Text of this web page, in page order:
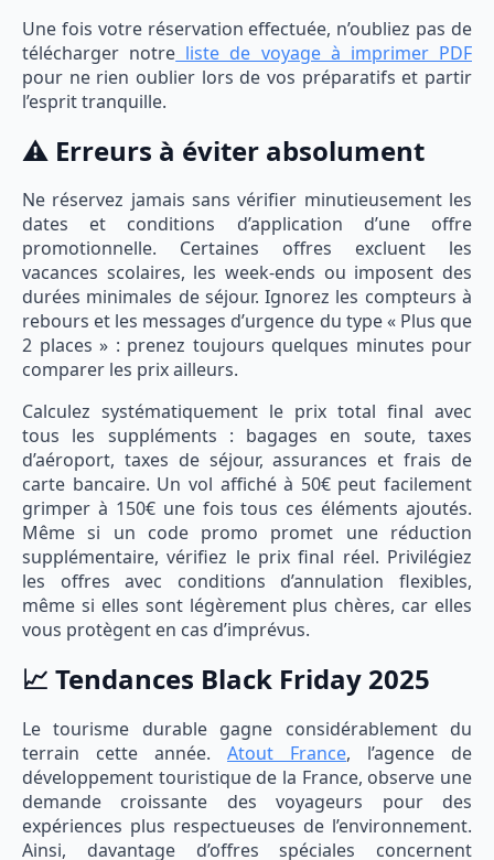
Une fois votre réservation effectuée, n’oubliez pas de
télécharger notre liste de voyage à imprimer PDF
pour ne rien oublier lors de vos préparatifs et partir
l’esprit tranquille.
⚠️ Erreurs à éviter absolument
Ne réservez jamais sans vérifier minutieusement les
dates et conditions d’application d’une offre
promotionnelle. Certaines offres excluent les
vacances scolaires, les week-ends ou imposent des
durées minimales de séjour. Ignorez les compteurs à
rebours et les messages d’urgence du type « Plus que
2 places » : prenez toujours quelques minutes pour
comparer les prix ailleurs.
Calculez systématiquement le prix total final avec
tous les suppléments : bagages en soute, taxes
d’aéroport, taxes de séjour, assurances et frais de
carte bancaire. Un vol affiché à 50€ peut facilement
grimper à 150€ une fois tous ces éléments ajoutés.
Même si un code promo promet une réduction
supplémentaire, vérifiez le prix final réel. Privilégiez
les offres avec conditions d’annulation flexibles,
même si elles sont légèrement plus chères, car elles
vous protègent en cas d’imprévus.
📈 Tendances Black Friday 2025
Le tourisme durable gagne considérablement du
terrain cette année. Atout France, l’agence de
développement touristique de la France, observe une
demande croissante des voyageurs pour des
expériences plus respectueuses de l’environnement.
Ainsi, davantage d’offres spéciales concernent